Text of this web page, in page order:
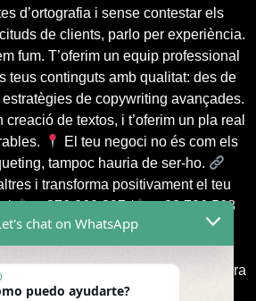
d’ortografia i sense contestar els
de clients, parlo per experiència.
fum. T’oferim un equip professional
teus continguts amb qualitat: des de
de copywriting avançades.
de textos, i t’oferim un pla real
El teu negoci no és com els
tampoc hauria de ser-ho.
i transforma positivament el teu
+376 360 387 /
+33 786 568
#AgenciaSEOAndorra
#WordPressExperts
#SEOenAndorra
#SeoParaEmpresas
chat on WhatsApp
puedo ayudarte?